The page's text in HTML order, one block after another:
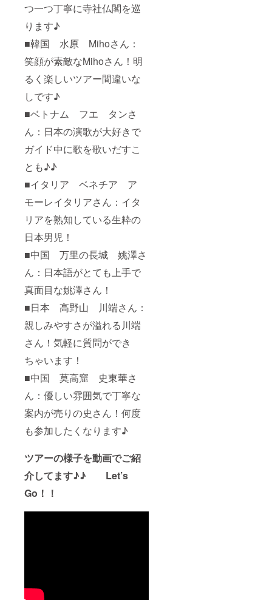
つ一つ丁寧に寺社仏閣を巡
ります♪
■韓国 水原 Mihoさん：
笑顔が素敵なMihoさん！明
るく楽しいツアー間違いな
しです♪
■ベトナム フエ タンさ
ん：日本の演歌が大好きで
ガイド中に歌を歌いだすこ
とも♪♪
■イタリア ベネチア ア
モーレイタリアさん：イタ
リアを熟知している生粋の
日本男児！
■中国 万里の長城 姚澤さ
ん：日本語がとても上手で
真面目な姚澤さん！
■日本 高野山 川端さん：
親しみやすさが溢れる川端
さん！気軽に質問ができ
ちゃいます！
■中国 莫高窟 史東華さ
ん：優しい雰囲気で丁寧な
案内が売りの史さん！何度
も参加したくなります♪
ツアーの様子を動画でご紹
介してます♪♪ Let’s
Go！！